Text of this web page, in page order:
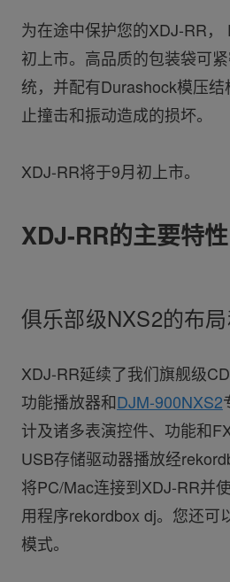
为在途中保护您的XDJ-RR，
初上市。高品质的包装袋可
统，并配有Durashock模压
止撞击和振动造成的损坏。
XDJ-RR将于9月初上市。
XDJ-RR的主要特性
俱乐部级NXS2的布
XDJ-RR延续了我们旗舰级
功能播放器和DJM-900NXS2
计及诸多表演控件、功能和
USB存储驱动器播放经
将PC/Mac连接到XDJ-RR并
用程序rekordbox dj。您还可
模式。